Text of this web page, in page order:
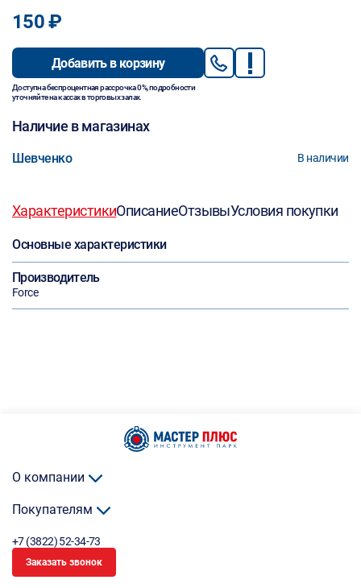
150 ₽
Добавить в корзину
Доступна беспроцентная рассрочка 0%, подробности
уточняйте на кассах в торговых залах.
Наличие в магазинах
Шевченко В наличии
ХарактеристикиОписаниеОтзывыУсловия покупки
Основные характеристики
Производитель
Force
О компании
Покупателям
+7 (3822) 52-34-73
Заказать звонок